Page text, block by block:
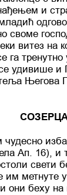
и
своме
витез на
га
удивише и
Његова
чудесно
Ап. 16), и
свети
им метнуте
они беху